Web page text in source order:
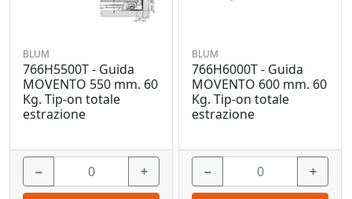
BLUM
766H5500T - Guida
MOVENTO 550 mm. 60
Kg. Tip-on totale
estrazione
− +
BLUM
766H6000T - Guida
MOVENTO 600 mm. 60
Kg. Tip-on totale
estrazione
− +